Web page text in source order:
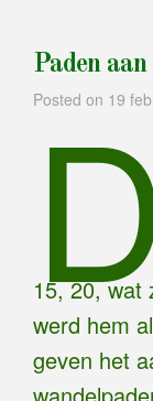
Paden aan
Posted on 19
15, 20, wat
werd hem
geven het